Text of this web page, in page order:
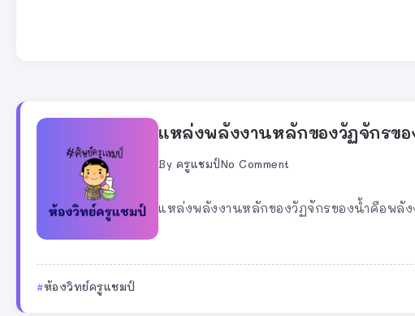
แหล่งพลังงานหลักของวัฏจักรขอ
By ครูแชมป์No Comment
แหล่งพลังงานหลักของวัฏจักรของน้ำคือพลัง
ห้องวิทย์ครูแชมป์